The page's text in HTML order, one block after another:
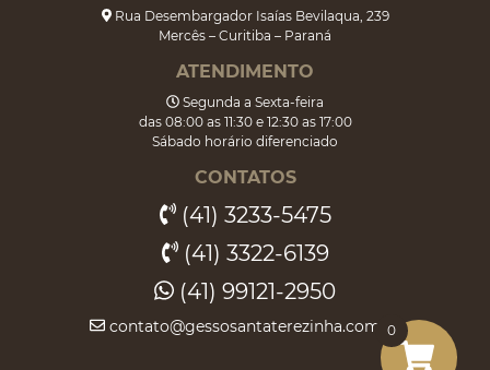
Rua Desembargador Isaías Bevilaqua, 239
Mercês – Curitiba – Paraná
ATENDIMENTO
Segunda a Sexta-feira
das 08:00 as 11:30 e 12:30 as 17:00
Sábado horário diferenciado
CONTATOS
(41) 3233-5475
(41) 3322-6139
(41) 99121-2950
contato@gessosantaterezinha.com.br
0